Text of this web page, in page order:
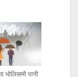
भोलिसम्मै पानी